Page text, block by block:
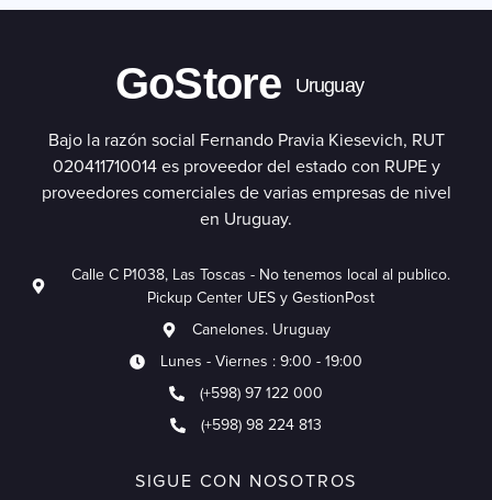
GoStore Uruguay
Bajo la razón social Fernando Pravia Kiesevich, RUT
020411710014 es proveedor del estado con RUPE y
proveedores comerciales de varias empresas de nivel
en Uruguay.
Calle C P1038, Las Toscas - No tenemos local al publico.
Pickup Center UES y GestionPost
Canelones. Uruguay
Lunes - Viernes : 9:00 - 19:00
(+598) 97 122 000
(+598) 98 224 813
SIGUE CON NOSOTROS